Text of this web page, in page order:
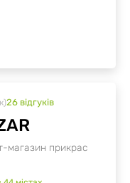
26 відгуків
магазин прикрас